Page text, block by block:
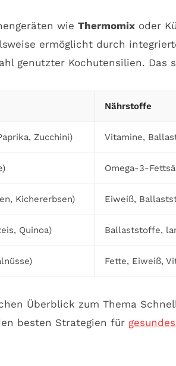
wie Thermomix oder
ermöglicht durch
genutzter Kochutensilien. Das
Nährstoffe
Zucchini) Vitamine,
Omega-3-
Kichererbsen) Eiweiß,
Quinoa) Ballaststoffe,
Fette, Eiweiß,
Überblick zum Thema
besten Strategien für